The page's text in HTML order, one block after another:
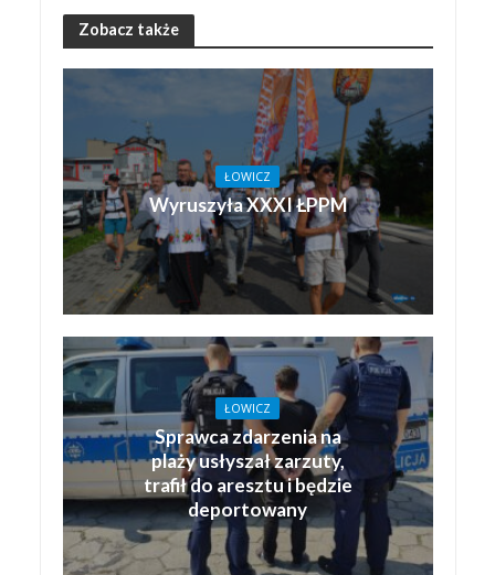
Zobacz także
ŁOWICZ
Wyruszyła XXXI ŁPPM
ŁOWICZ
Sprawca zdarzenia na
plaży usłyszał zarzuty,
trafił do aresztu i będzie
deportowany